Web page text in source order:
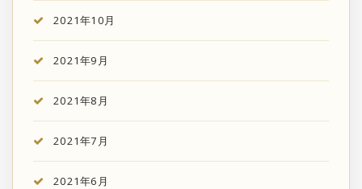
2021年10月
2021年9月
2021年8月
2021年7月
2021年6月